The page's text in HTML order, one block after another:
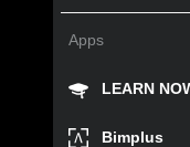
Apps
LEARN
Bimplus